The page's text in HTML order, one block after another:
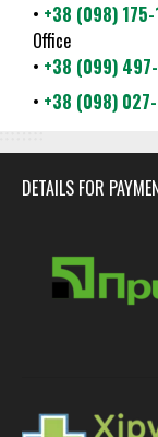
• +38 (098)
Office
• +38 (099)
• +38 (098)
DETAILS FOR